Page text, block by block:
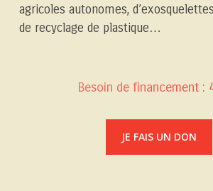
agricoles autonomes,
de recyclage de plastique…
Besoin de financement :
JE FAIS UN DON